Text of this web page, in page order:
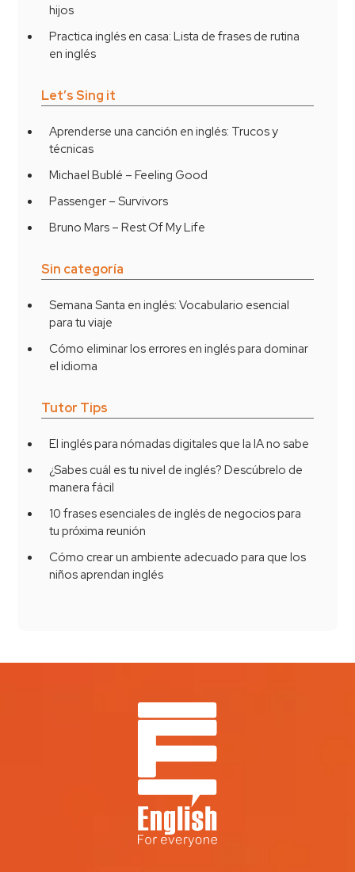
hijos
Practica inglés en casa: Lista de frases de rutina
en inglés
Let’s Sing it
Aprenderse una canción en inglés: Trucos y
técnicas
Michael Bublé – Feeling Good
Passenger – Survivors
Bruno Mars – Rest Of My Life
Sin categoría
Semana Santa en inglés: Vocabulario esencial
para tu viaje
Cómo eliminar los errores en inglés para dominar
el idioma
Tutor Tips
El inglés para nómadas digitales que la IA no sabe
¿Sabes cuál es tu nivel de inglés? Descúbrelo de
manera fácil
10 frases esenciales de inglés de negocios para
tu próxima reunión
Cómo crear un ambiente adecuado para que los
niños aprendan inglés